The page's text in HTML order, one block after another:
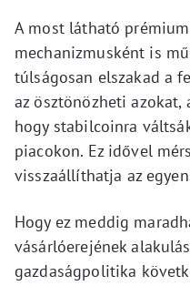
A most látható
mechanizmusként is
túlságosan elszakad a
az ösztönözheti
hogy stabilcoinra
piacokon. Ez idővel
visszaállíthatja az
Hogy ez meddig
vásárlóerejének
gazdaságpolitika